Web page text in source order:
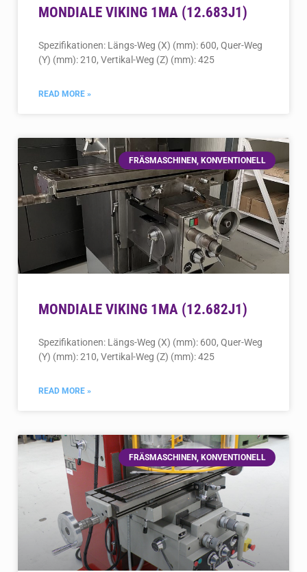
MONDIALE VIKING 1MA (12.683J1)
Spezifikationen: Längs-Weg (X) (mm): 600, Quer-Weg
(Y) (mm): 210, Vertikal-Weg (Z) (mm): 425
READ MORE »
FRÄSMASCHINEN, KONVENTIONELL
MONDIALE VIKING 1MA (12.682J1)
Spezifikationen: Längs-Weg (X) (mm): 600, Quer-Weg
(Y) (mm): 210, Vertikal-Weg (Z) (mm): 425
READ MORE »
FRÄSMASCHINEN, KONVENTIONELL